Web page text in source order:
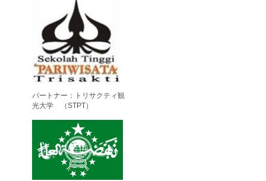
パートナー：トリサクティ観
光大学 （STPT）